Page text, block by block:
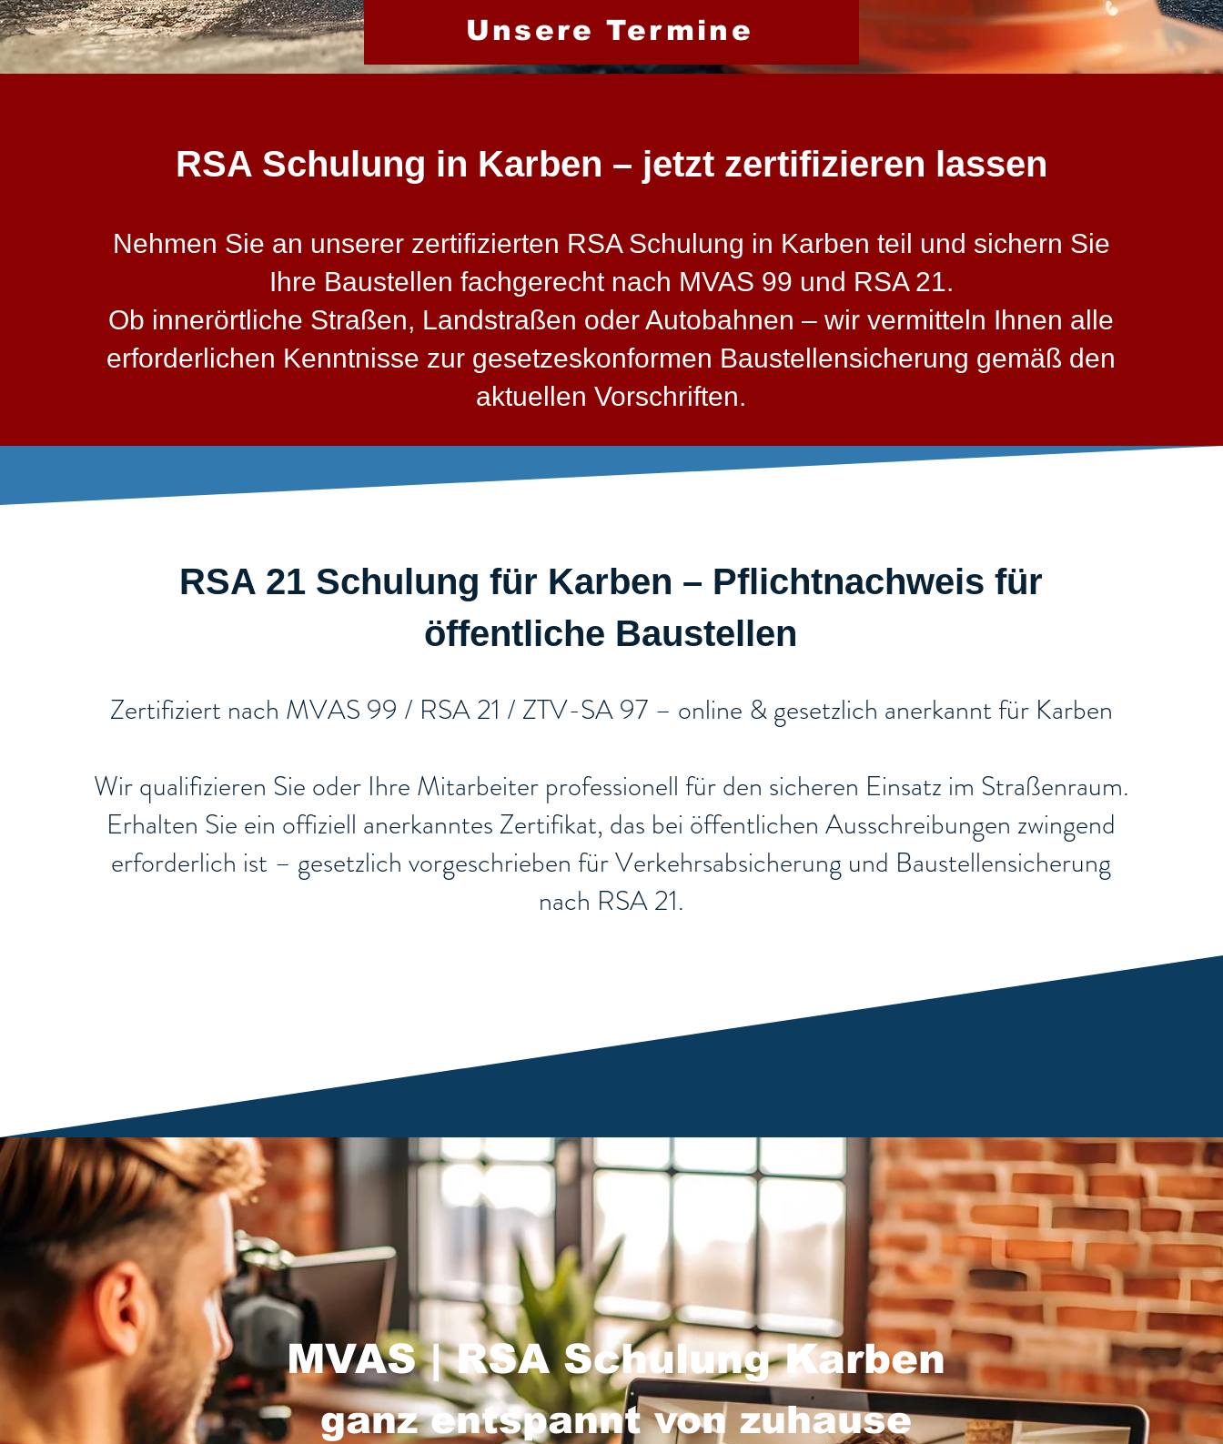
Unsere Termine
RSA Schulung in Karben – jetzt zertifizieren lassen
Nehmen Sie an unserer zertifizierten RSA Schulung in Karben teil und sichern Sie
Ihre Baustellen fachgerecht nach MVAS 99 und RSA 21.
Ob innerörtliche Straßen, Landstraßen oder Autobahnen – wir vermitteln Ihnen alle
erforderlichen Kenntnisse zur gesetzeskonformen Baustellensicherung gemäß den
aktuellen Vorschriften.
RSA 21 Schulung für Karben – Pflichtnachweis für
öffentliche Baustellen​
​Zertifiziert nach MVAS 99 / RSA 21 / ZTV-SA 97 – online & gesetzlich anerkannt für Karben
Wir qualifizieren Sie oder Ihre Mitarbeiter professionell für den sicheren Einsatz im Straßenraum.
Erhalten Sie ein offiziell anerkanntes Zertifikat, das bei öffentlichen Ausschreibungen zwingend
erforderlich ist – gesetzlich vorgeschrieben für Verkehrsabsicherung und Baustellensicherung
nach RSA 21.
MVAS | RSA Schulung Karben
ganz entspannt von zuhause